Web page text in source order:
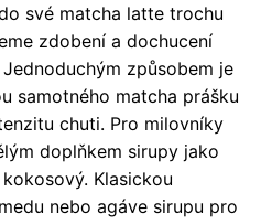
své matcha latte trochu
zdobení a dochucení
způsobem je
samotného matcha prášku
chuti. Pro milovníky
doplňkem sirupy jako
Klasickou
nebo agáve sirupu pro